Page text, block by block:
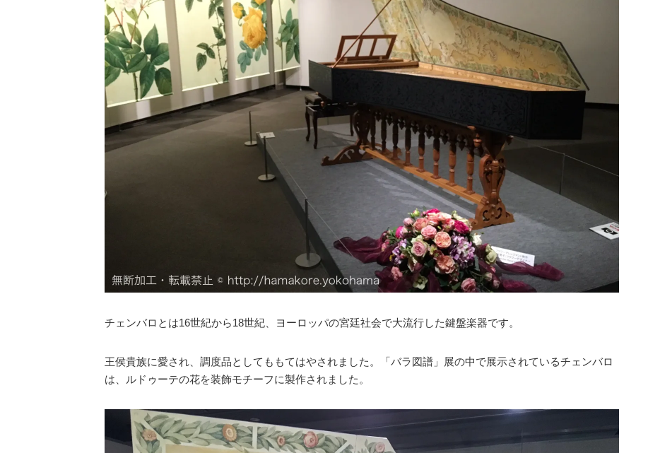
チェンバロとは16世紀から18世紀、ヨーロッパの宮廷社会で大流行した鍵盤楽器です。
王侯貴族に愛され、調度品としてももてはやされました。「バラ図譜」展の中で展示されているチェンバロ
は、ルドゥーテの花を装飾モチーフに製作されました。